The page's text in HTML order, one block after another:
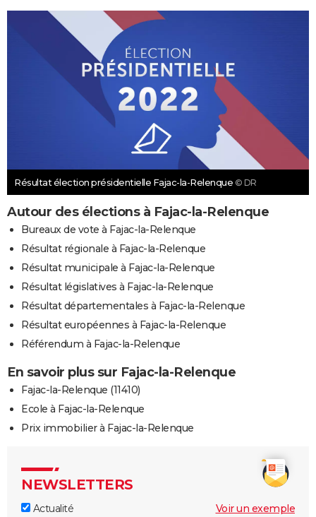
Résultat élection présidentielle Fajac-la-Relenque © DR
Autour des élections à Fajac-la-Relenque
Bureaux de vote à Fajac-la-Relenque
Résultat régionale à Fajac-la-Relenque
Résultat municipale à Fajac-la-Relenque
Résultat législatives à Fajac-la-Relenque
Résultat départementales à Fajac-la-Relenque
Résultat européennes à Fajac-la-Relenque
Référendum à Fajac-la-Relenque
En savoir plus sur Fajac-la-Relenque
Fajac-la-Relenque (11410)
Ecole à Fajac-la-Relenque
Prix immobilier à Fajac-la-Relenque
NEWSLETTERS
Actualité
Voir un exemple